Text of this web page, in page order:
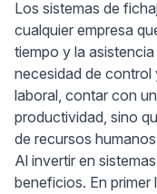
Los sistemas de
cualquier empresa
tiempo y la
necesidad de
laboral, contar con
productividad, sino
de recursos
Al invertir en
beneficios. En primer